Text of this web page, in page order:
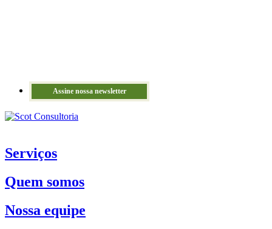
Assine nossa newsletter
Serviços
Quem somos
Nossa equipe